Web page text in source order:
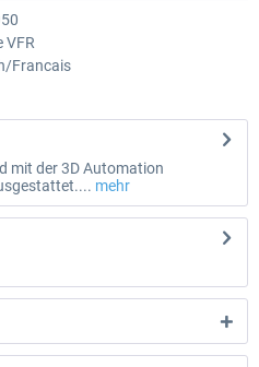
VFR
Francais
mit der 3D Automation
mehr